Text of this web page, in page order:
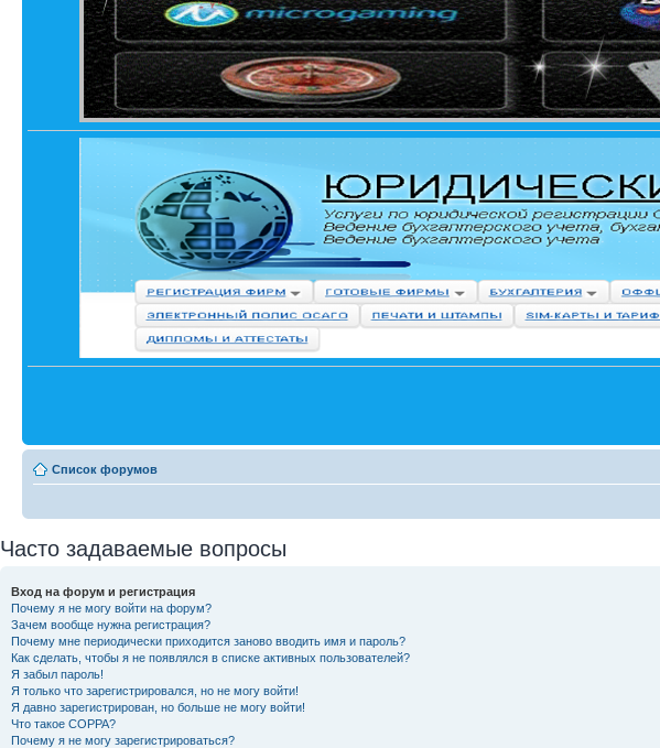
Список форумов
Часто задаваемые вопросы
Вход на форум и регистрация
Почему я не могу войти на форум?
Зачем вообще нужна регистрация?
Почему мне периодически приходится заново вводить имя и пароль?
Как сделать, чтобы я не появлялся в списке активных пользователей?
Я забыл пароль!
Я только что зарегистрировался, но не могу войти!
Я давно зарегистрирован, но больше не могу войти!
Что такое COPPA?
Почему я не могу зарегистрироваться?